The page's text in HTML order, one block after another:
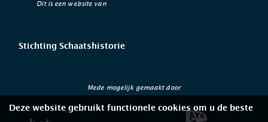
Dit is een website van
Stichting Schaatshistorie
Mede mogelijk gemaakt door
Deze website gebruikt functionele cookies om u de beste